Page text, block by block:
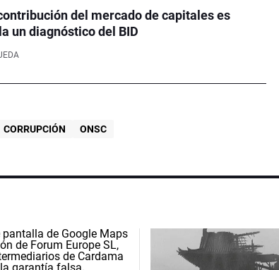
del mercado de capitales es
un diagnóstico del BID
CORRUPCIÓN ONSC